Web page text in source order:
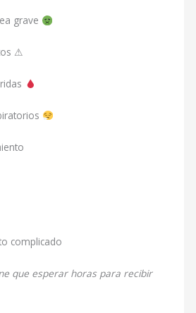
grave
⚠
complicado
que esperar horas para recibir